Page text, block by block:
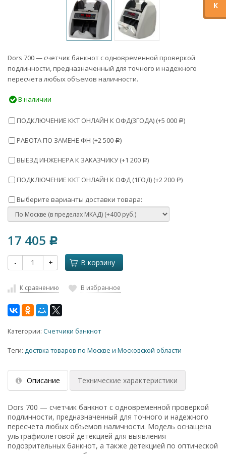
Dors 700 — счетчик банкнот с одновременной проверкой
подлинности, предназначенный для точного и надежного
пересчета любых объемов наличности.
В наличии
ПОДКЛЮЧЕНИЕ ККТ ОНЛАЙН К ОФД(3ГОДА) (+5 000 Р)
РАБОТА ПО ЗАМЕНЕ ФН (+2 500 Р)
ВЫЕЗД ИНЖЕНЕРА К ЗАКАЗЧИКУ (+1 200 Р)
ПОДКЛЮЧЕНИЕ ККТ ОНЛАЙН К ОФД (1ГОД) (+2 200 Р)
Выберите варианты доставки товара:
17 405 Р
- + В корзину
К сравнению В избранное
Категории: Счетчики банкнот
Теги: доствка товаров по Москве и Московской области
Описание Технические характеристики
Dors 700 — счетчик банкнот с одновременной проверкой
подлинности, предназначенный для точного и надежного
пересчета любых объемов наличности. Модель оснащена
ультрафиолетовой детекцией для выявления
подозрительных банкнот, а также детекцией по оптической
К